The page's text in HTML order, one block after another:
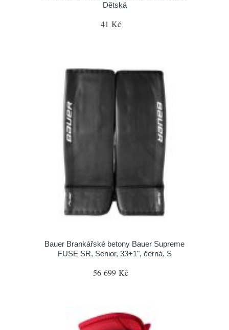
Dětská
41 Kč
Bauer Brankářské betony Bauer Supreme
FUSE SR, Senior, 33+1", černá, S
56 699 Kč